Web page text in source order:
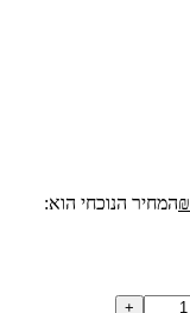
₪המחיר הנוכחי הוא: